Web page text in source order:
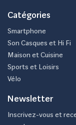
Catégories
Smartphone
Son Casques et Hi Fi
Maison et Cuisine
Sports et Loisirs
Vélo
Newsletter
Inscrivez-vous et